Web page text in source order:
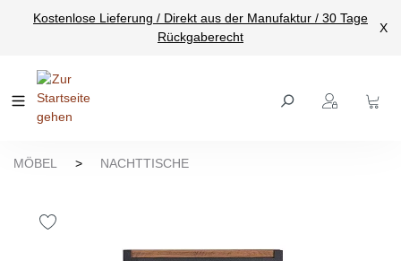
springen
Kostenlose Lieferung / Direkt aus der Manufaktur / 30 Tage
Rückgaberecht
X
MÖBEL > NACHTTISCHE